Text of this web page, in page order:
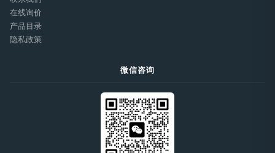
在线询价
产品目录
隐私政策
微信咨询